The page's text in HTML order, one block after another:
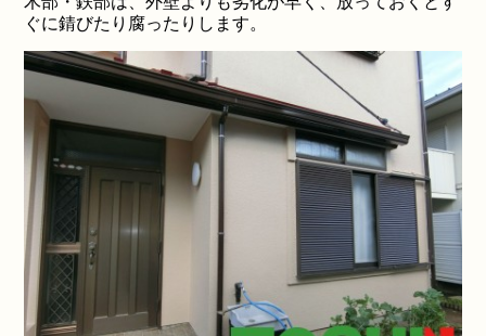
ぐに錆びたり腐ったりします。